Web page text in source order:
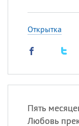
Открытка
Пять
Любовь